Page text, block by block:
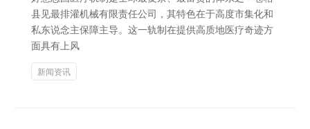
县见最排灌机械有限责任公司，其特色在于高度市集化和
私东说念主保障主导。这一轨制在提供高质地医疗奇迹方
面具有上风
新闻资讯